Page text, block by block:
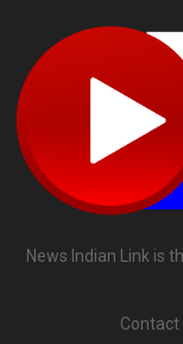
News Indian Link is
Contact